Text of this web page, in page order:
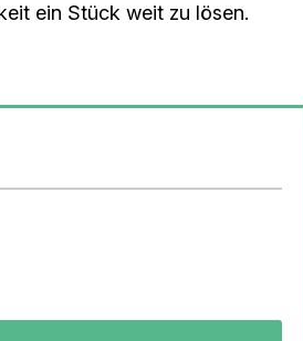
ein Stück weit zu lösen.